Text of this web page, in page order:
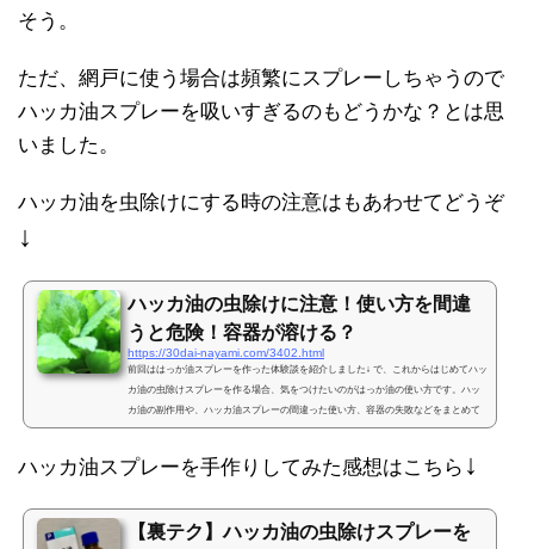
そう。
ただ、網戸に使う場合は頻繁にスプレーしちゃうので
ハッカ油スプレーを吸いすぎるのもどうかな？とは思
いました。
ハッカ油を虫除けにする時の注意はもあわせてどうぞ
↓
ハッカ油の虫除けに注意！使い方を間違
うと危険！容器が溶ける？
https://30dai-nayami.com/3402.html
前回ははっか油スプレーを作った体験談を紹介しました↓ で、これからはじめてハッ
カ油の虫除けスプレーを作る場合、気をつけたいのがはっか油の使い方です。ハッ
カ油の副作用や、ハッカ油スプレーの間違った使い方、容器の失敗などをまとめて
おきますね。ハッカ油の虫除けの注意点ハッカ油の虫除けスプレーはハッカのスー
で、実際にはっか油スプレーを手作りしてみるとわかるんですが、ハッカ油の原液
ハッカ油スプレーを手作りしてみた感想はこちら ↓
【裏テク】ハッカ油の虫除けスプレーを